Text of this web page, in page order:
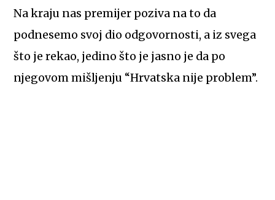
Na kraju nas premijer poziva na to da
podnesemo svoj dio odgovornosti, a iz svega
što je rekao, jedino što je jasno je da po
njegovom mišljenju “Hrvatska nije problem”.